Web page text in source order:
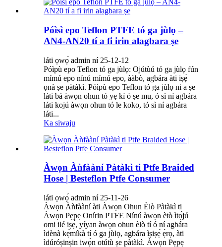
Póìsì epo Teflon PTFE tó ga jùlọ –
AN4-AN20 tí a fi irin alagbara ṣe
láti ọwọ́ admin ní 25-12-12
Póìpù epo Teflon tó ga jùlọ: Ojútùú tó ga jùlọ fún
mímú epo nínú mímú epo, ààbò, agbára àti iṣẹ́
ọnà ṣe pàtàkì. Póìpù epo Teflon tó ga jùlọ ni a ṣe
láti bá àwọn ohun tó yẹ kí ó ṣe mu, ó sì ní agbára
láti kojú àwọn ohun tó le koko, tó sì ní agbára
láti...
Ka siwaju
Àwọn Àǹfààní Pàtàkì ti Ptfe Braided
Hose | Besteflon Ptfe Consumer
láti ọwọ́ admin ní 25-11-26
Àwọn Àǹfààní àti Àwọn Ohun Èlò Pàtàkì ti
Àwọn Pẹpẹ Onírin PTFE Nínú àwọn ètò ìtọ́jú
omi ilé iṣẹ́, yíyan àwọn ohun èlò tí ó ní agbára
ìdènà kẹ́míkà tí ó ga jùlọ, agbára ìṣiṣẹ́ ẹ̀rọ, àti
ìdúróṣinṣin iwọ̀n otútù ṣe pàtàkì. Àwọn Pẹpẹ